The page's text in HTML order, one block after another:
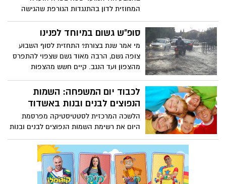
עצמם. גם הולכי רגל שמנסים לחצות את
הכביש נתקלים בתנועה סואנת. כך זה נראה
המחוזית לדון בהתנגדות הגורפת שהגישה
עיריית אשדוד לתכנית להרחבת הביג והקמת
הסינמה סיטי. את ההתנגדות הגישה עיריית
סופ"ש גשום במיוחד לפנינו
מי אמר שנת בצורת? התחזית לסוף השבוע
צופה גשם, הרבה מאוד גשם שצפוי להתפרס
מהצפון ועד הנגב. קיים חשש מהצפות
בחרמון יירד שלג
לכבוד יום המשפחה: השמות
הנפוצים לבנים ובנות באשדוד
הלשכה המרכזית לסטטיסטיקה מפרסמת
היום את רשימת השמות הנפוצים לבנים ובנות
באשדוד שניתנו לילדי שנת 2016